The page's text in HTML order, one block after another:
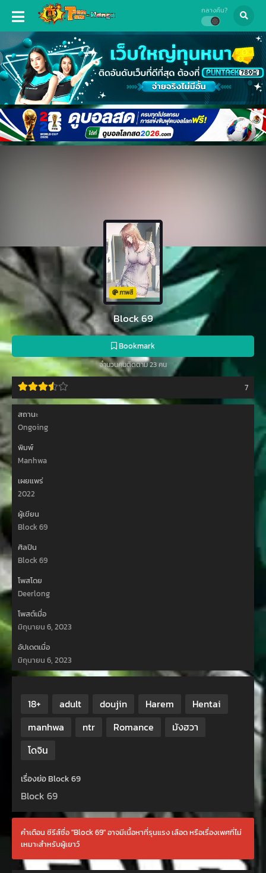
กลางคืน?
ภาพสี
Block 69
Bookmark
จำนวนคนติดตาม 23 คน
7
สถานะ
Ongoing
พิมพ์
Manhwa
เผยแพร่
2022
ผู้เขียน
Block 69
ศิลปิน
Block 69
โพสโดย
Deerlong
โพสต์เมื่อ
มิถุนายน 6, 2023
อัปเดตเมื่อ
มิถุนายน 6, 2023
18+ adult doujin Harem
Hentai
manhwa
ntr Romance
มังฮวา
โดจิน
เรื่องย่อ Block 69
Block 69
คำเตือน ซีรีส์ชื่อ "Block 69" อาจมีเนื้อหาที่รุนแรง เลือด หรือเรื่องเพศที่ไม่
เหมาะสำหรับผู้เยาว์